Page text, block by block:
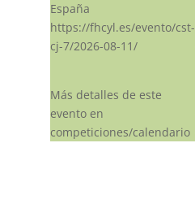
España
https://fhcyl.es/evento/cst-
cj-7/2026-08-11/
Más detalles de este
evento en
competiciones/calendario